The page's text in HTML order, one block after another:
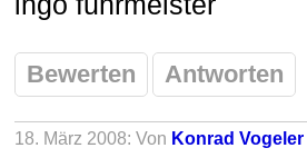
Bewerten Antworten
18. März 2008: Von Konrad Vogeler